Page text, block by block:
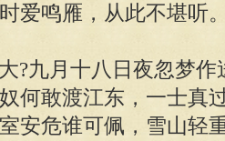
爱鸣雁，从此不堪听
?九月十八日夜忽梦
何敢渡江东，一士真
安危谁可佩，雪山轻